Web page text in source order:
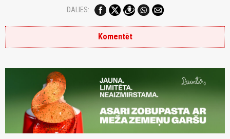
DALIES:
Komentēt